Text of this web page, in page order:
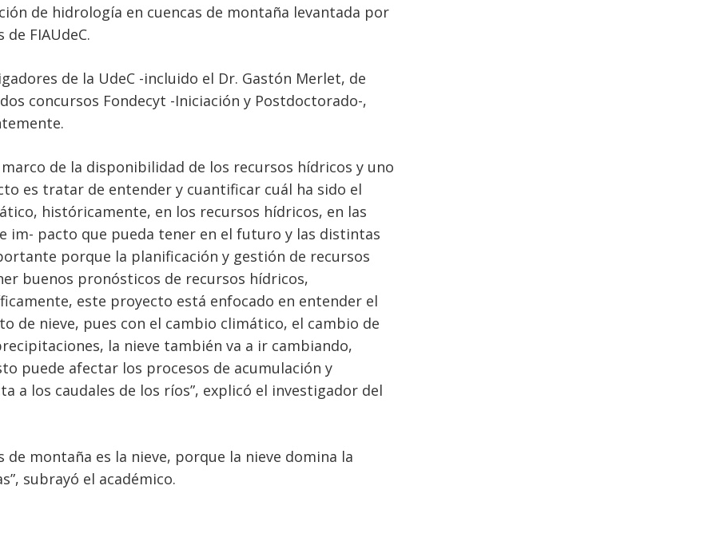
de hidrología en cuencas de montaña levantada por
FIAUdeC.
de la UdeC -incluido el Dr. Gastón Merlet, de
concursos Fondecyt -Iniciación y Postdoctorado-,
de la disponibilidad de los recursos hídricos y uno
es tratar de entender y cuantificar cuál ha sido el
históricamente, en los recursos hídricos, en las
im- pacto que pueda tener en el futuro y las distintas
porque la planificación y gestión de recursos
buenos pronósticos de recursos hídricos,
este proyecto está enfocado en entender el
de nieve, pues con el cambio climático, el cambio de
la nieve también va a ir cambiando,
puede afectar los procesos de acumulación y
a los caudales de los ríos”, explicó el investigador del
de montaña es la nieve, porque la nieve domina la
subrayó el académico.